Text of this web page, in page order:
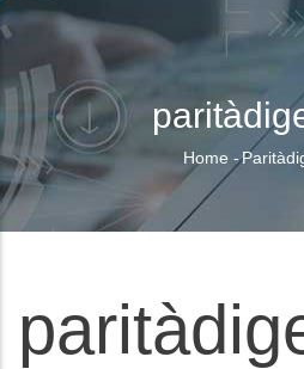
Briciole
di
Home -